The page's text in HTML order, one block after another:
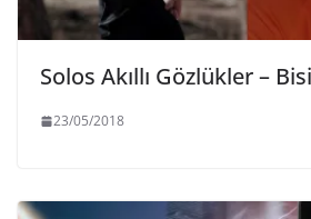
Solos Akıllı Gözlükler –
23/05/2018